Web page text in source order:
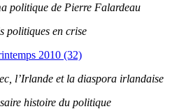
politique de Pierre Falardeau
politiques en crise
2010 (32)
l’Irlande et la diaspora irlandaise
histoire du politique